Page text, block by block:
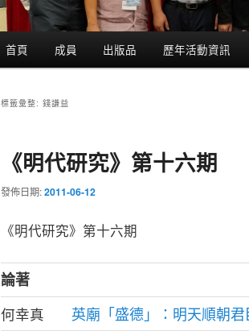
首頁 成員 出版品 歷年活動資訊
標籤彙整: 錢謙益
《明代研究》第十六期
發佈日期:2011-06-12
《明代研究》第十六期
論著
何幸真 英廟「盛德」：明天順朝